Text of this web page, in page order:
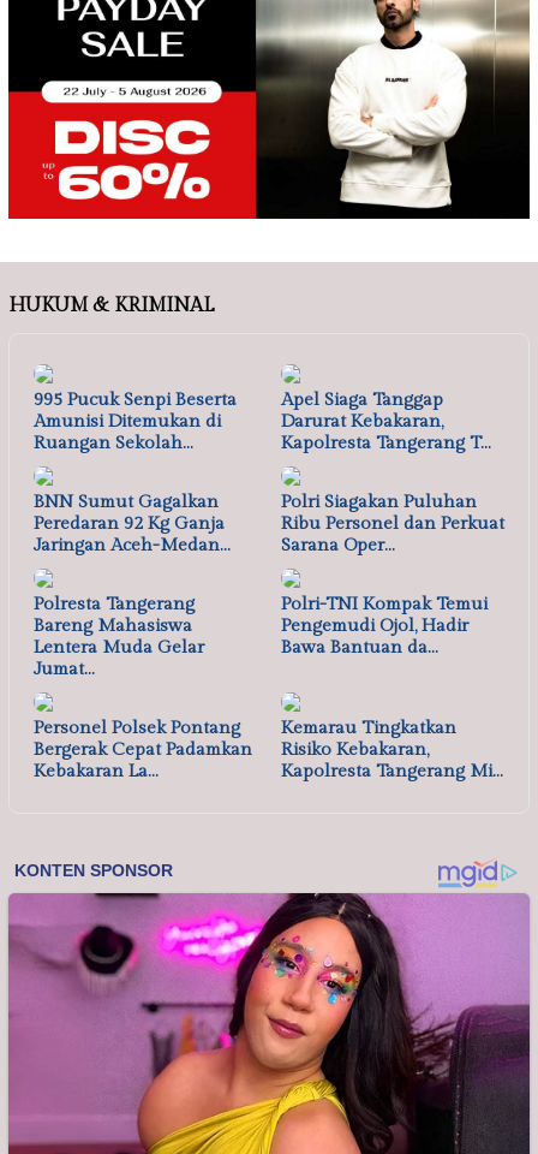
HUKUM & KRIMINAL
995 Pucuk Senpi Beserta
Amunisi Ditemukan di
Ruangan Sekolah…
Apel Siaga Tanggap
Darurat Kebakaran,
Kapolresta Tangerang T…
BNN Sumut Gagalkan
Peredaran 92 Kg Ganja
Jaringan Aceh-Medan…
Polri Siagakan Puluhan
Ribu Personel dan Perkuat
Sarana Oper…
Polresta Tangerang
Bareng Mahasiswa
Lentera Muda Gelar
Jumat…
Polri-TNI Kompak Temui
Pengemudi Ojol, Hadir
Bawa Bantuan da…
Personel Polsek Pontang
Bergerak Cepat Padamkan
Kebakaran La…
Kemarau Tingkatkan
Risiko Kebakaran,
Kapolresta Tangerang Mi…